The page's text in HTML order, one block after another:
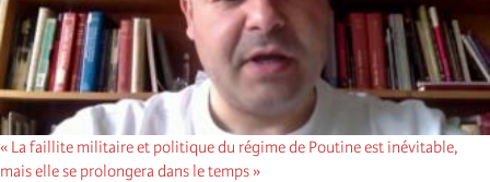
« La faillite militaire et politique du régime de Poutine est inévitable,
mais elle se prolongera dans le temps »